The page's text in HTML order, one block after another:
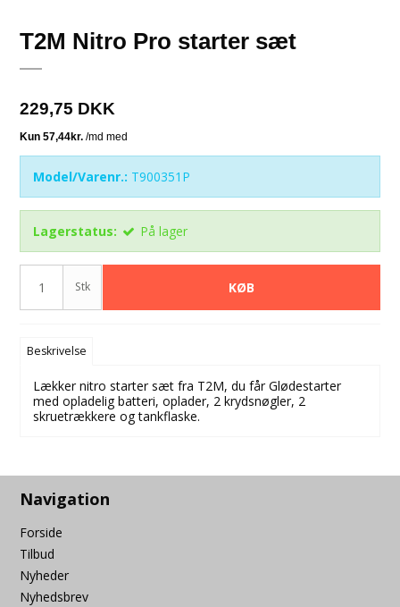
T2M Nitro Pro starter sæt
229,75 DKK
Model/Varenr.: T900351P
Lagerstatus: På lager
Stk KØB
Beskrivelse
Lækker nitro starter sæt fra T2M, du får Glødestarter
med opladelig batteri, oplader, 2 krydsnøgler, 2
skruetrækkere og tankflaske.
Navigation
Forside
Tilbud
Nyheder
Nyhedsbrev